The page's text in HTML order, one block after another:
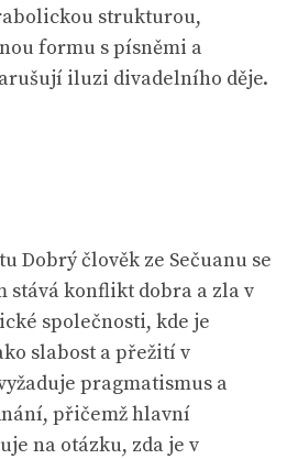
strukturou,
formu s písněmi a
iluzi divadelního děje.
Dobrý člověk ze Sečuanu se
stává konflikt dobra a zla v
společnosti, kde je
slabost a přežití v
pragmatismus a
přičemž hlavní
na otázku, zda je v